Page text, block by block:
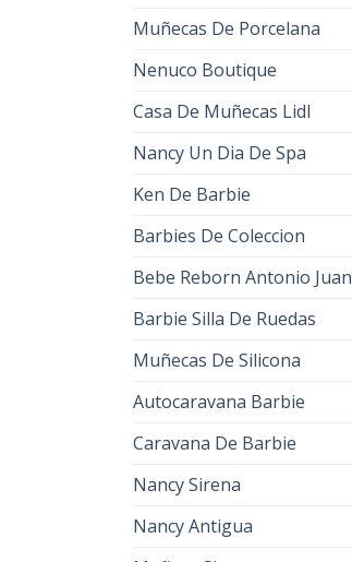
Muñecas De Porcelana
Nenuco Boutique
Casa De Muñecas Lidl
Nancy Un Dia De Spa
Ken De Barbie
Barbies De Coleccion
Bebe Reborn Antonio Juan
Barbie Silla De Ruedas
Muñecas De Silicona
Autocaravana Barbie
Caravana De Barbie
Nancy Sirena
Nancy Antigua